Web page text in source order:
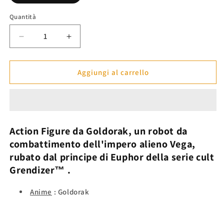
Quantità
Diminuisci
quantità
per
Figure
Goldorak™
Aumenta
quantità
per
Action
Figure
Goldorak™
Aggiungi al carrello
Action Figure da Goldorak, un robot da
combattimento dell'impero alieno Vega,
rubato dal principe di Euphor della serie cult
Grendizer™ .
Anime : Goldorak